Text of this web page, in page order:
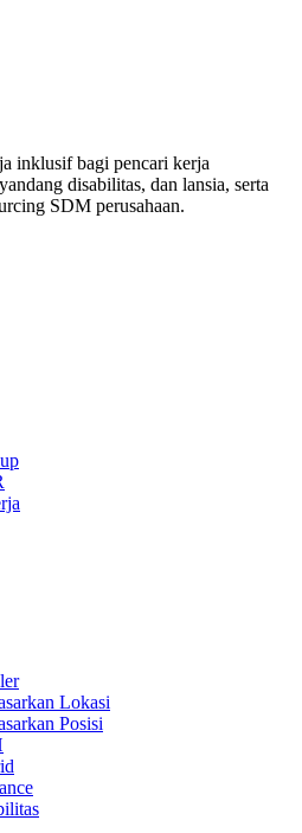
inklusif bagi pencari kerja
disabilitas, dan lansia, serta
SDM perusahaan.
Lokasi
Posisi